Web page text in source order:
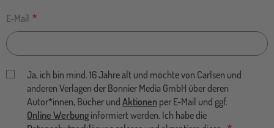
E-Mail
Ja, ich bin mind. 16 Jahre alt und möchte von Carlsen und
anderen Verlagen der Bonnier Media GmbH über deren
Autor*innen, Bücher und Aktionen per E-Mail und ggf.
Online Werbung informiert werden. Ich habe die